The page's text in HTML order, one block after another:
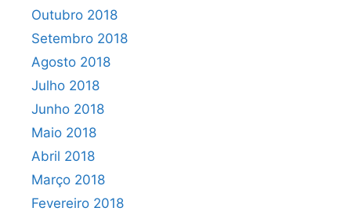
Outubro 2018
Setembro 2018
Agosto 2018
Julho 2018
Junho 2018
Maio 2018
Abril 2018
Março 2018
Fevereiro 2018